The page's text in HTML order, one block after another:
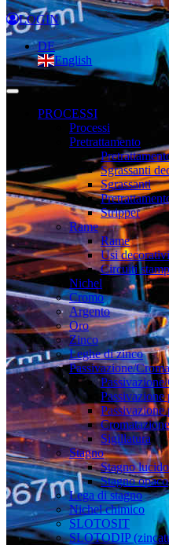
LOGIN
DE
English
PROCESSI
Processi
Pretrattamento
Sgrassanti
Sgrassanti
Stripper
Rame
Rame
Usi decorativi
Circuiti
Nichel
Cromo
Argento
Oro
Zinco
Leghe di zinco
Passivazione/
Passivazione
Cromatazione
Sigillatura
Stagno
Stagno lucido
Stagno opaco
Lega di stagno
Nichel chimico
SLOTOSIT
SLOTODIP